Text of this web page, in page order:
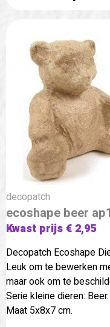
decopatch
ecoshape beer
Kwast prijs € 2,95
Decopatch Ecoshape
Leuk om te bewerken
maar ook om te
Serie kleine dieren: Beer.
Maat 5x8x7 cm.